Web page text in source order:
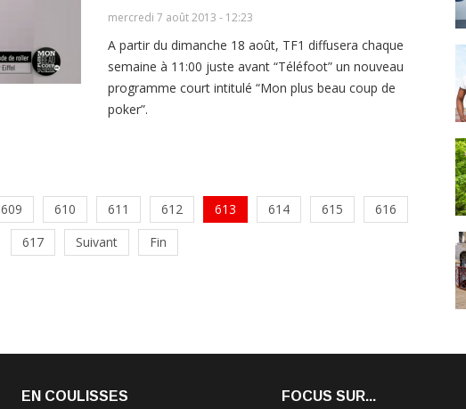
mercredi 7 août 2013 - 12:23
A partir du dimanche 18 août, TF1 diffusera chaque
semaine à 11:00 juste avant “Téléfoot” un nouveau
programme court intitulé “Mon plus beau coup de
poker”.
609 610 611 612 613 614 615
616
617
Suivant Fin
EN COULISSES FOCUS SUR...